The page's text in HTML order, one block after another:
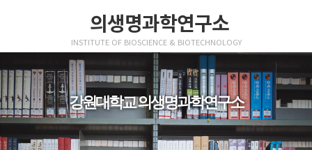
의생명과학연구소
INSTITUTE OF BIOSCIENCE & BIOTECHNOLOGY
강원대학교 의생명과학연구소